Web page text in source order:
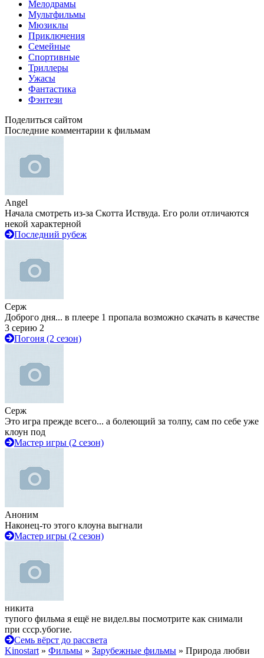
Мелодрамы
Мультфильмы
Мюзиклы
Приключения
Семейные
Спортивные
Триллеры
Ужасы
Фантастика
Фэнтези
Поделиться сайтом
Последние комментарии к фильмам
Angel
Начала смотреть из-за Скотта Иствуда. Его роли отличаются
некой характерной
Последний рубеж
Серж
Доброго дня... в плеере 1 пропала возможно скачать в качестве
3 серию 2
Погоня (2 сезон)
Серж
Это игра прежде всего... а болеющий за толпу, сам по себе уже
клоун под
Мастер игры (2 сезон)
Аноним
Наконец-то этого клоуна выгнали
Мастер игры (2 сезон)
никита
тупого фильма я ещё не видел.вы посмотрите как снимали
при ссср.убогие.
Семь вёрст до рассвета
Kinostart » Фильмы » Зарубежные фильмы » Природа любви